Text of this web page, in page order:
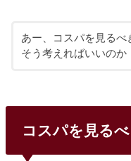
あー、コスパを見るべ
そう考えればいいのか
コスパを見る